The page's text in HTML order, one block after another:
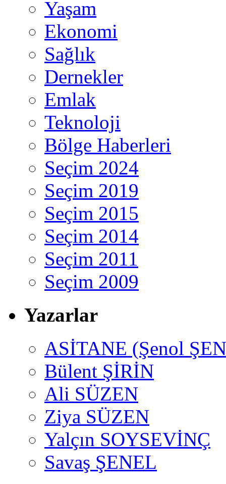
Yaşam
Ekonomi
Sağlık
Dernekler
Emlak
Teknoloji
Bölge Haberleri
Seçim 2024
Seçim 2019
Seçim 2015
Seçim 2014
Seçim 2011
Seçim 2009
Yazarlar
ASİTANE (Şenol
Bülent ŞİRİN
Ali SÜZEN
Ziya SÜZEN
Yalçın SOYSEVİNÇ
Savaş ŞENEL